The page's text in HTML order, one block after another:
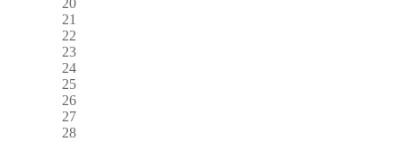
21
22
23
24
25
26
27
28